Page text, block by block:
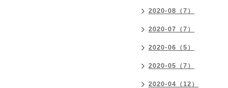
2020-08（7）
2020-07（7）
2020-06（5）
2020-05（7）
2020-04（12）